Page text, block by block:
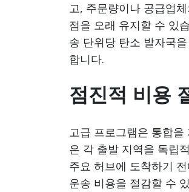
고, 주문량이나 공급업
점을 오래 유지할 수 있
송 단위당 탄소 발자국
합니다.
점진적 비용
고급 프로그램은 통합
은 각 출발 지역을 독립
주요 허브에 도착하기
운송 비용을 절감할 수